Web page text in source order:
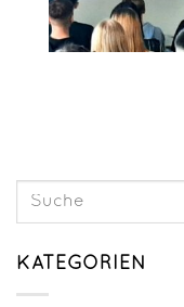
KATEGORIEN